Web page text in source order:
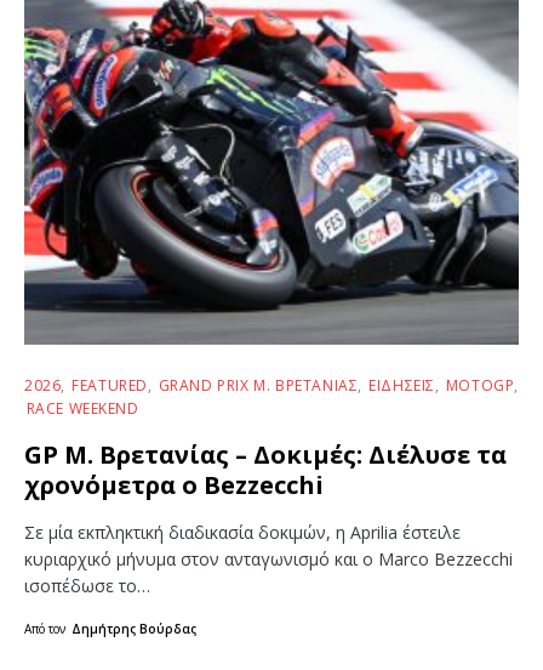
2026 FEATURED GRAND PRIX Μ. ΒΡΕΤΑΝΊΑΣ ΕΙΔΉΣΕΙΣ
MOTOGP
RACE WEEKEND
GP Μ. Βρετανίας – Δοκιμές: Διέλυσε τα
χρονόμετρα ο Bezzecchi
Σε μία εκπληκτική διαδικασία δοκιμών, η Aprilia έστειλε
κυριαρχικό μήνυμα στον ανταγωνισμό και ο Marco Bezzecchi
ισοπέδωσε το…
Από τον Δημήτρης Βούρδας